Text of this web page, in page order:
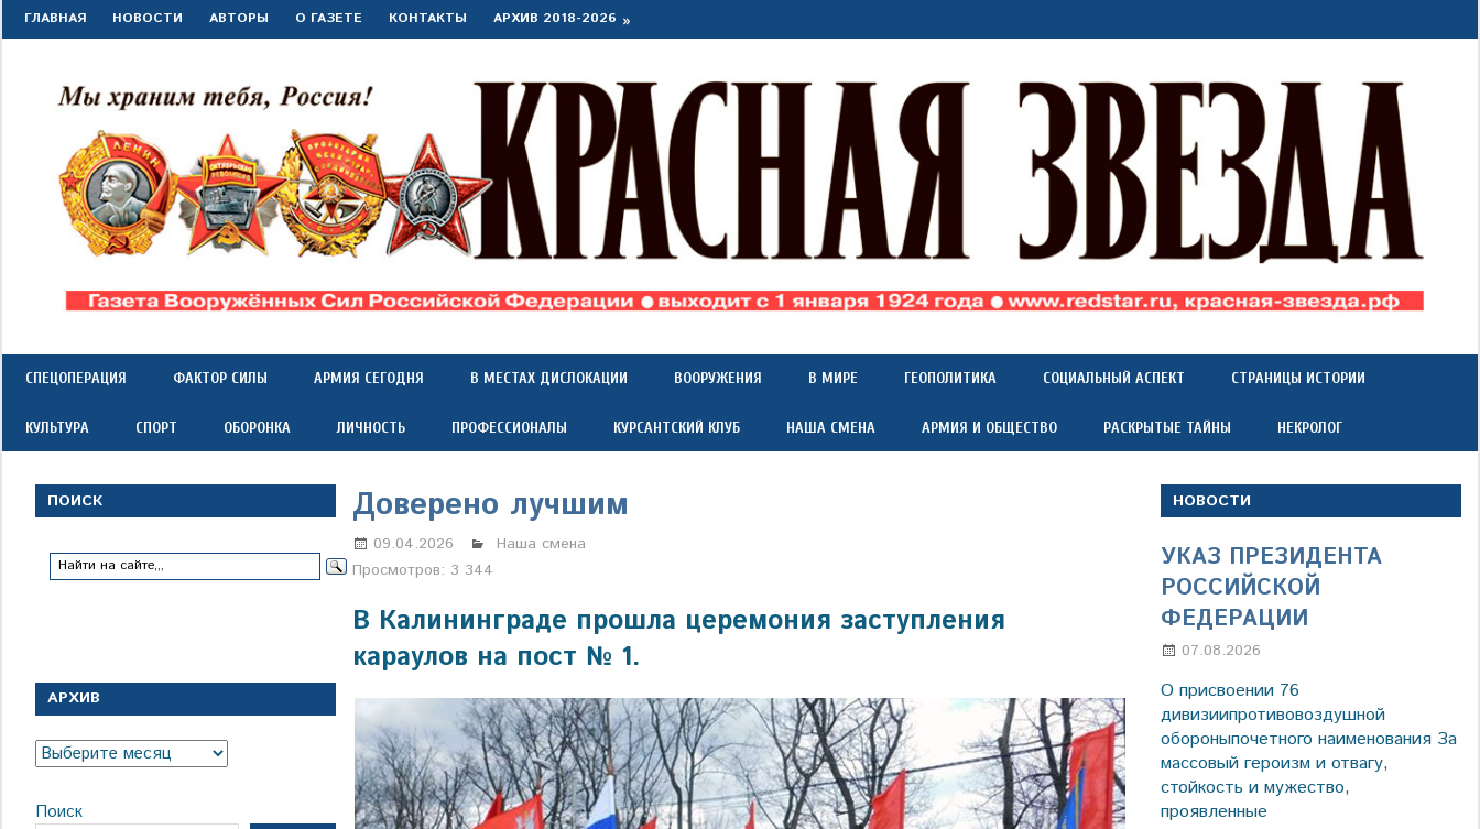
Перейти
к
ГЛАВНАЯ НОВОСТИ АВТОРЫ О ГАЗЕТЕ КОНТАКТЫ АРХИВ 2018-2026
"Красная
звезда"
Вооружённых
Сил
Федерации
*
1
1924
года
СПЕЦОПЕРАЦИЯ ФАКТОР СИЛЫ АРМИЯ СЕГОДНЯ В МЕСТАХ ДИСЛОКАЦИИ ВООРУЖЕНИЯ В МИРЕ ГЕОПОЛИТИКА СОЦИАЛЬНЫЙ АСПЕКТ СТРАНИЦЫ ИСТОРИИ
КУЛЬТУРА СПОРТ ОБОРОНКА ЛИЧНОСТЬ ПРОФЕССИОНАЛЫ КУРСАНТСКИЙ КЛУБ НАША СМЕНА АРМИЯ И ОБЩЕСТВО РАСКРЫТЫЕ ТАЙНЫ НЕКРОЛОГ
Доверено лучшим
09.04.2026 Настя Свиридова
Наша смена
Просмотров: 3 344
В Калининграде прошла церемония заступления
караулов на пост № 1.
ПОИСК
АРХИВ
Архив
Поиск
НОВОСТИ
УКАЗ ПРЕЗИДЕНТА
РОССИЙСКОЙ
ФЕДЕРАЦИИ
07.08.2026
О присвоении 76
дивизиипротивовоздушной
обороныпочетного наименования За
массовый героизм и отвагу,
стойкость и мужество,
проявленные